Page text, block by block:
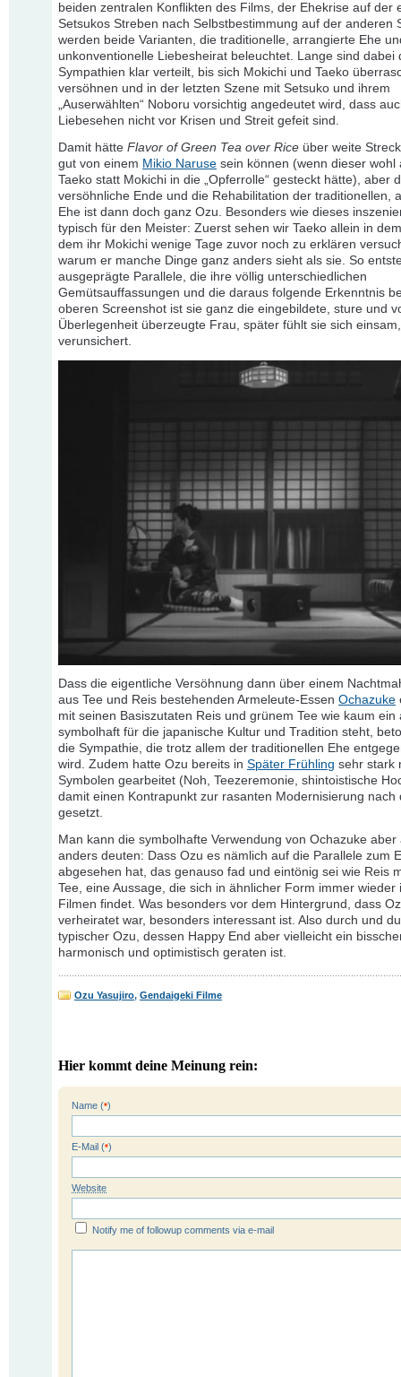
beiden zentralen Konflikten des Films, der Ehekrise auf der
Setsukos Streben nach Selbstbestimmung auf der anderen
werden beide Varianten, die traditionelle, arrangierte Ehe
unkonventionelle Liebesheirat beleuchtet. Lange sind dabei
Sympathien klar verteilt, bis sich Mokichi und Taeko
versöhnen und in der letzten Szene mit Setsuko und ihrem
„Auserwählten“ Noboru vorsichtig angedeutet wird, dass
Liebesehen nicht vor Krisen und Streit gefeit sind.
Damit hätte Flavor of Green Tea over Rice über weite
gut von einem Mikio Naruse sein können (wenn dieser wohl
Taeko statt Mokichi in die „Opferrolle“ gesteckt hätte), aber
versöhnliche Ende und die Rehabilitation der traditionellen,
Ehe ist dann doch ganz Ozu. Besonders wie dieses
typisch für den Meister: Zuerst sehen wir Taeko allein in
dem ihr Mokichi wenige Tage zuvor noch zu erklären
warum er manche Dinge ganz anders sieht als sie. So
ausgeprägte Parallele, die ihre völlig unterschiedlichen
Gemütsauffassungen und die daraus folgende Erkenntnis
oberen Screenshot ist sie ganz die eingebildete, sture und
Überlegenheit überzeugte Frau, später fühlt sie sich
verunsichert.
Dass die eigentliche Versöhnung dann über einem
aus Tee und Reis bestehenden Armeleute-Essen Ochazuke
mit seinen Basiszutaten Reis und grünem Tee wie kaum ein
symbolhaft für die japanische Kultur und Tradition steht,
die Sympathie, die trotz allem der traditionellen Ehe
wird. Zudem hatte Ozu bereits in Später Frühling sehr stark
Symbolen gearbeitet (Noh, Teezeremonie, shintoistische
damit einen Kontrapunkt zur rasanten Modernisierung nach
gesetzt.
Man kann die symbolhafte Verwendung von Ochazuke aber
anders deuten: Dass Ozu es nämlich auf die Parallele zum
abgesehen hat, das genauso fad und eintönig sei wie Reis
Tee, eine Aussage, die sich in ähnlicher Form immer wieder
Filmen findet. Was besonders vor dem Hintergrund, dass
verheiratet war, besonders interessant ist. Also durch und
typischer Ozu, dessen Happy End aber vielleicht ein
harmonisch und optimistisch geraten ist.
Ozu Yasujiro, Gendaigeki Filme
Hier kommt deine Meinung rein:
Name (*)
E-Mail (*)
Website
Notify me of followup comments via e-mail